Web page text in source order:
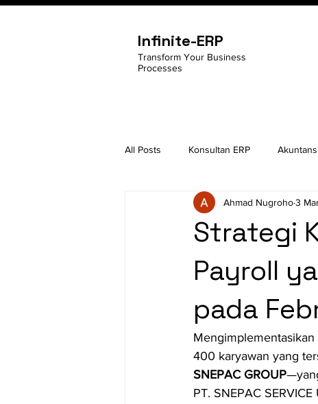
Infinite-ERP
Transform Your Business
Processes
All Posts Konsultan ERP
Google Cloud Console Perintah
Strategi
Payroll
pada
Ahmad Nugroho3
400 karyawan yang
SNEPAC GROUP
PT. SNEPAC